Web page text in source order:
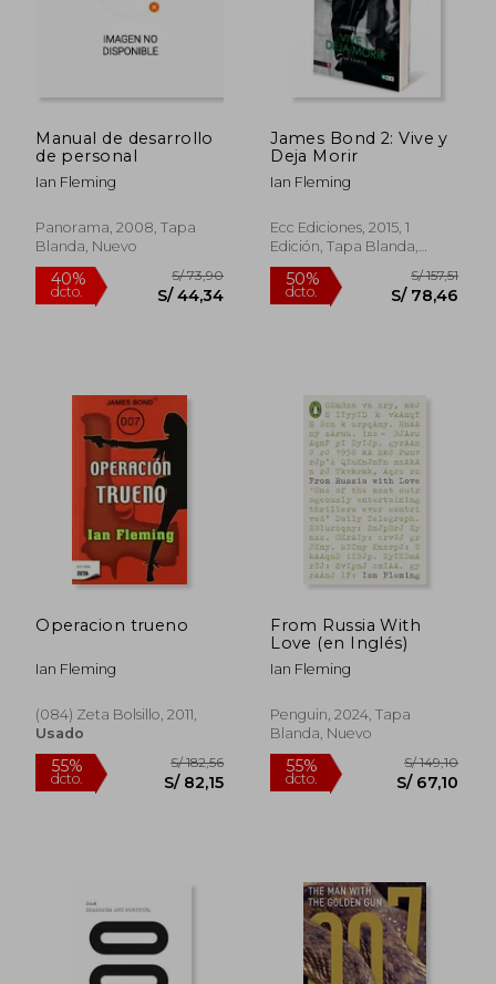
Manual de desarrollo
de personal
Ian Fleming
Panorama, 2008, Tapa
Blanda, Nuevo
James Bond 2: Vive y
Deja Morir
Ian Fleming
Ecc Ediciones, 2015, 1
Edición, Tapa Blanda,
Nuevo
Operacion trueno
Ian Fleming
(084) Zeta Bolsillo, 2011,
Usado
From Russia With
Love (en Inglés)
Ian Fleming
Penguin, 2024, Tapa
Blanda, Nuevo